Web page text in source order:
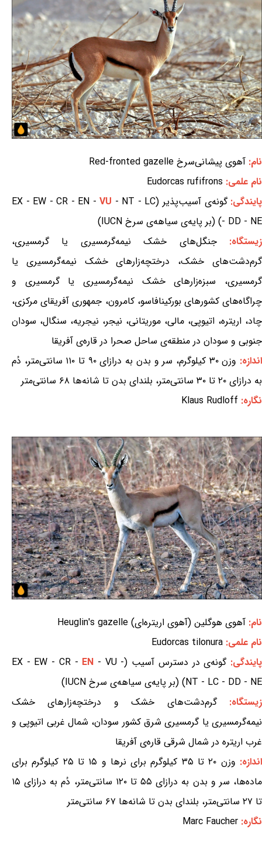
نام: آهوی پیشانی‌سرخ Red-fronted gazelle
نام علمی: Eudorcas rufifrons
پایندگی:گونه‌ی آسیب‌پذیر (EX - EW - CR - EN - VU - NT - LC
- DD - NE) (بر پایه‌ی سیاهه‌ی سرخ IUCN)
زیستگاه:جنگل‌های خشک نیمه‌گرمسیری یا گرمسیری،
گرم‌دشت‌های خشک، درختچه‌زارهای خشک نیمه‌گرمسیری یا
گرمسیری، سبزه‌زارهای خشک نیمه‌گرمسیری یا گرمسیری و
چراگاه‌های کشورهای بورکینافاسو، کامرون، جمهوری آفریقای مرکزی،
چاد، اریتره، اتیوپی، مالی، موریتانی، نیجر، نیجریه، سنگال، سودان
جنوبی و سودان در منطقه‌ی ساحل صحرا در قاره‌ی آفریقا
اندازه:
وزن ۳۰ کیلوگرم، سر و بدن به درازای ۹۰ تا ۱۱۰ سانتی‌متر، دُم
به درازای ۲۰ تا ۳۰ سانتی‌متر، بلندای بدن تا شانه‌ها ۶۸ سانتی‌متر
نگاره: Klaus Rudloff
نام: آهوی هوگلین (آهوی اریتره‌ای) Heuglin's gazelle
نام علمی: Eudorcas tilonura
پایندگی:گونه‌ی در دسترس آسیب (EX - EW - CR - EN - VU -
NT - LC - DD - NE) (بر پایه‌ی سیاهه‌ی سرخ IUCN)
زیستگاه:گرم‌دشت‌های خشک و درختچه‌زارهای خشک
نیمه‌گرمسیری یا گرمسیری شرق کشور سودان، شمال غربی اتیوپی و
غرب اریتره در شمال شرقی قاره‌ی آفریقا
اندازه:
وزن ۲۰ تا ۳۵ کیلوگرم برای نرها و ۱۵ تا ۲۵ کیلوگرم برای
ماده‌ها، سر و بدن به درازای ۵۵ تا ۱۲۰ سانتی‌متر، دُم به درازای ۱۵
تا ۲۷ سانتی‌متر، بلندای بدن تا شانه‌ها ۶۷ سانتی‌متر
نگاره: Marc Faucher